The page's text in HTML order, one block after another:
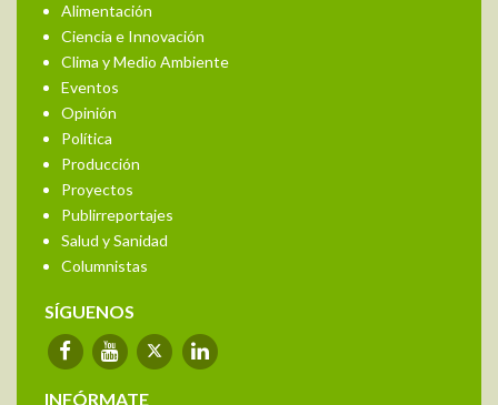
Alimentación
Ciencia e Innovación
Clima y Medio Ambiente
Eventos
Opinión
Política
Producción
Proyectos
Publirreportajes
Salud y Sanidad
Columnistas
SÍGUENOS
INFÓRMATE